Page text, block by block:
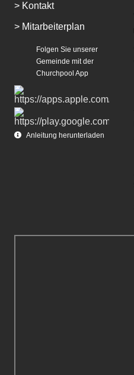
> Kontakt
> Mitarbeiterplan
Folgen Sie unserer
Gemeinde mit der
Churchpool App
Anleitung herunterladen